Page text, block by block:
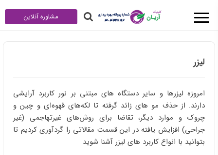
مشاوره آنلاین
لیزر
امروزه لیزرها و سایر دستگاه های مبتنی بر نور کاربرد آرایشی
دارند. از حذف مو های زائد گرفته تا لکه‌های قهوه‌ای و چین و
چروک و موارد دیگر، تقاضا برای روش‌های غیرتهاجمی (غیر
جراحی) افزایش یافته در این قسمت مقالاتی را گردآوری کردیم تا
بتوانید با انواع کاربرد های لیزر آشنا شوید